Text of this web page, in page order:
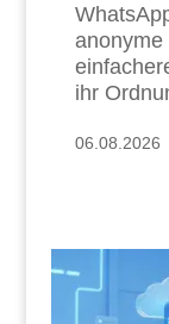
anonyme
ihr
06.08.2026